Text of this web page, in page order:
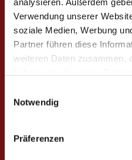
Verwendung unserer
soziale Medien, Werbung
Partner führen diese
weiteren Daten zusammen,
Notwendig
Präferenzen
Kunst
Poetry Slam
Blechensemble
Konzerte